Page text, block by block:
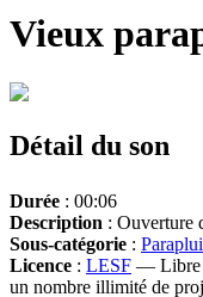
Vieux
Détail du son
Durée : 00:06
Description : Ouverture
Sous-catégorie :
Licence : LESF — Libre
un nombre illimité de